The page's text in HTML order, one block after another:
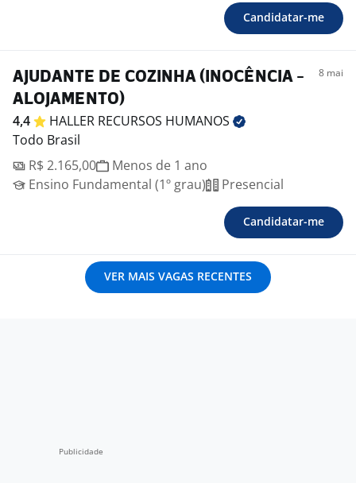
Candidatar-me
AJUDANTE DE COZINHA (INOCÊNCIA -
ALOJAMENTO)
8 mai
4,4 HALLER RECURSOS HUMANOS
Todo Brasil
R$ 2.165,00
Menos de 1 ano
Ensino Fundamental (1º grau)
Presencial
Candidatar-me
VER MAIS VAGAS RECENTES